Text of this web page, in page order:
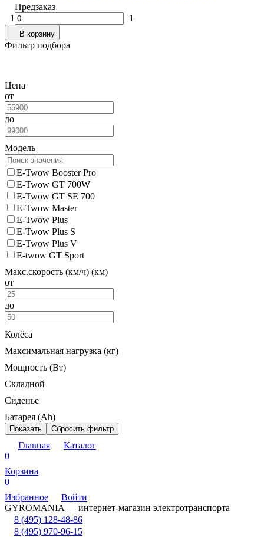
Предзаказ
1
1
В корзину
Фильтр подбора
Цена
от
до
Модель
E-Twow Booster Pro
E-Twow GT 700W
E-Twow GT SE 700
E-Twow Master
E-Twow Plus
E-Twow Plus S
E-Twow Plus V
E-twow GT Sport
Макс.скорость (км/ч) (км)
от
до
Колёса
Максимальная нагрузка (кг)
Мощность (Вт)
Складной
Сиденье
Батарея (Ah)
Показать Сбросить фильтр
Главная
Каталог
0
Корзина
0
Избранное
Войти
GYROMANIA — интернет-магазин электротранспорта
8 (495) 128-48-86
8 (495) 970-96-15